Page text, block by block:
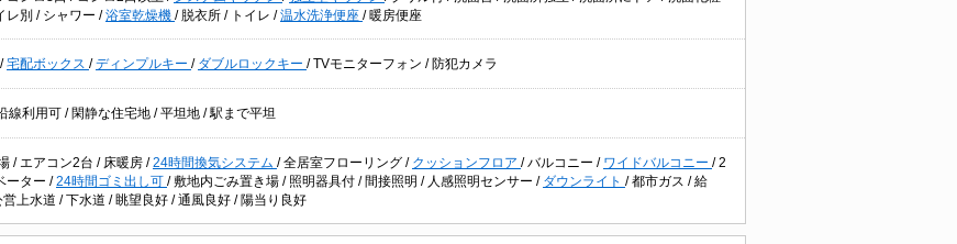
レ別 / シャワー /浴室乾燥機 / 脱衣所 / トイレ /温水洗浄便座 / 暖房便座
/宅配ボックス /ディンプルキー / ダブルロックキー /TVモニターフォン / 防犯カメラ
線利用可 / 閑静な住宅地 /平坦地 /駅まで平坦
/ エアコン2台 / 床暖房 /24時間換気システム /全居室フローリング / クッションフロア /バルコニー / ワイドバルコニー /2
ーター /24時間ゴミ出し可 /敷地内ごみ置き場 / 照明器具付 / 間接照明 / 人感照明センサー / ダウンライト /都市ガス /給
営上水道 /下水道 / 眺望良好 /通風良好 / 陽当り良好